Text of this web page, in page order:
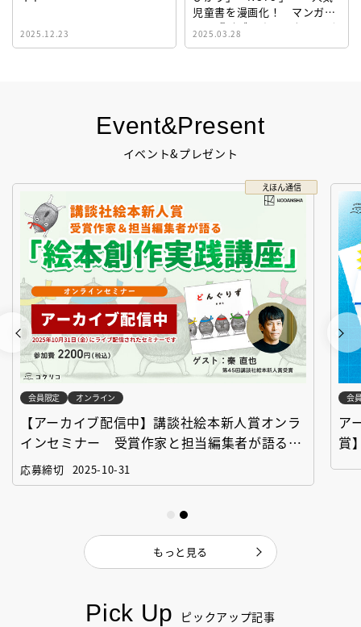
Pick Up ピックアップ記事
Event&Present
イベント&プレゼント
えほん通信
会員限定 オンライン
【アーカイブ配信中】講談社絵本新人賞オンラ
インセミナー 受賞作家と担当編集者が語る
「絵本創作実践講座」
応募締切 2025-10-31
会
ア
賞
もっと見る
2025.12.23
児童書を漫画化！ マンガサ
イト『ビブリオシリウス』誕
生！
2025.03.28